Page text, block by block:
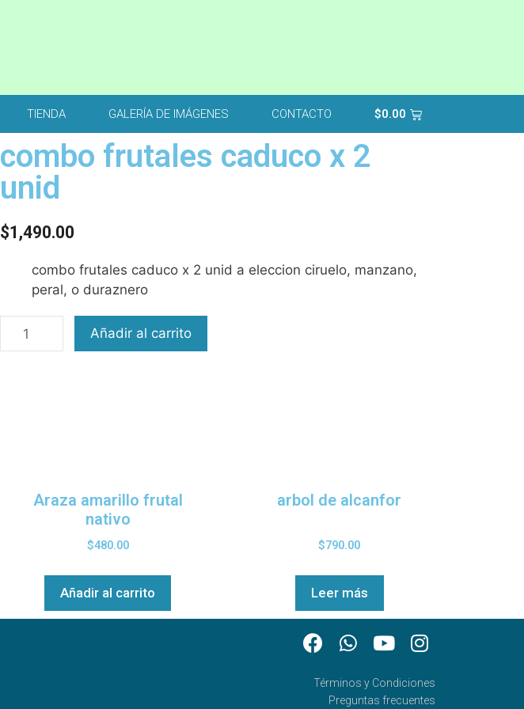
TIENDA GALERÍA DE IMÁGENES CONTACTO $0.00
combo frutales caduco x 2
unid
$1,490.00
combo frutales caduco x 2 unid a eleccion ciruelo, manzano,
peral, o duraznero
Añadir al carrito
Araza amarillo frutal
nativo
$480.00
Añadir al carrito
arbol de alcanfor
$790.00
Leer más
Términos y Condiciones
Preguntas frecuentes